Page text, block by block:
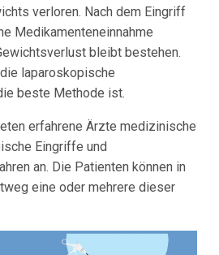
verloren. Nach dem Eingriff
Medikamenteneinnahme
bleibt bestehen.
laparoskopische
beste Methode ist.
erfahrene Ärzte medizinische
Eingriffe und
an. Die Patienten können in
eine oder mehrere dieser